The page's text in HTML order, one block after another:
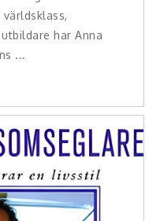
har Anna
...